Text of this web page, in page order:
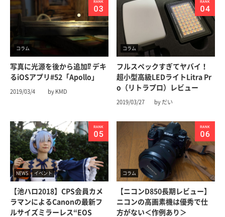
コラム
写真に光源を後から追加⁉︎ デキ
るiOSアプリ#52「Apollo」
2019/03/4 by KMD
コラム
フルスペックすぎてヤバイ！
超小型高級LEDライトLitra Pr
o（リトラプロ）レビュー
2019/03/27 by だい
NEWS イベント
【池ハロ2018】CPS会員カメ
ラマンによるCanonの最新フ
ルサイズミラーレス“EOS
コラム
【ニコンD850長期レビュー】
ニコンの高画素機は優秀で仕
方がない＜作例あり＞